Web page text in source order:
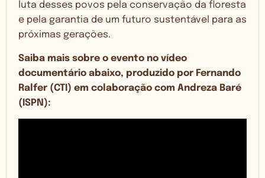
luta desses povos pela conservação da floresta
e pela garantia de um futuro sustentável para as
próximas gerações.
Saiba mais sobre o evento no vídeo
documentário abaixo, produzido por Fernando
Ralfer (CTI) em colaboração com Andreza Baré
(ISPN):